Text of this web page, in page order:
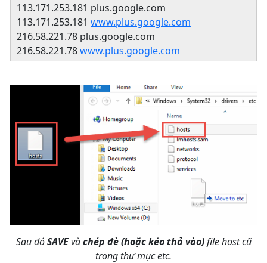
113.171.253.181 plus.google.com
113.171.253.181 www.plus.google.com
216.58.221.78 plus.google.com
216.58.221.78www.plus.google.com
Sau đóSAVEvàchép đè (hoặc kéo thả vào)file host cũ
trong thư mục etc.